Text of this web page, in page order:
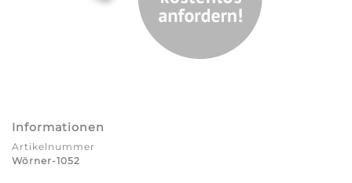
Informationen
Artikelnummer
Wörner-1052